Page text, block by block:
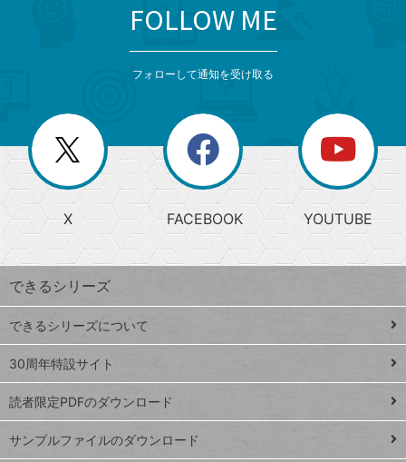
じ
る
search
検
索
上
昇
ワ
ー
ド
Google
スプレ
ッドシ
ート
iPhone
VLOOKUP
閉
じ
る
ー
か
ら
探
す
ト
ッ
プ
ペ
ジ
FOLLOW ME
フォローして通知を受け取る
X FACEBOOK YOUTUBE
できるシリーズ
できるシリーズについて
30周年特設サイト
読者限定PDFのダウンロード
サンプルファイルのダウンロード